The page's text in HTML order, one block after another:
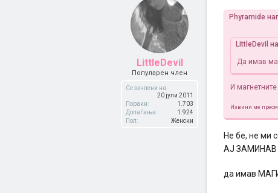
LittleDevil
Популарен член
Се зачлени на:
20 јули 2011
Пораки:
1.703
Допаѓања:
1.924
Пол:
Женски
Phyramide
LittleDevil
Да имав
И магнетните
Извини ме
Не бе, не ми
АЈ
да имав